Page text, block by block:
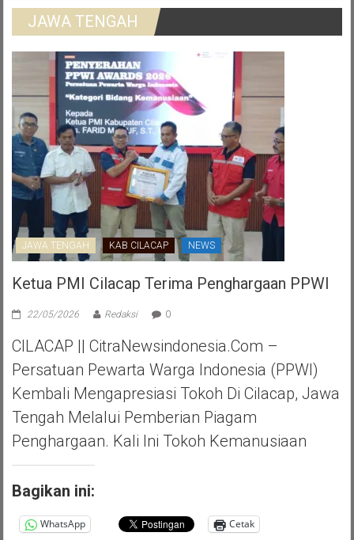
JAWA TENGAH
JAWA TENGAH KAB CILACAP NEWS
Ketua PMI Cilacap Terima Penghargaan PPWI
22/05/2026 Redaksi 0
CILACAP || CitraNewsindonesia.com –
Persatuan Pewarta Warga Indonesia (PPWI)
Kembali Mengapresiasi Tokoh Di Cilacap, Jawa
Tengah Melalui Pemberian Piagam
Penghargaan. Kali Ini Tokoh Kemanusiaan
Bagikan ini:
WhatsApp Cetak